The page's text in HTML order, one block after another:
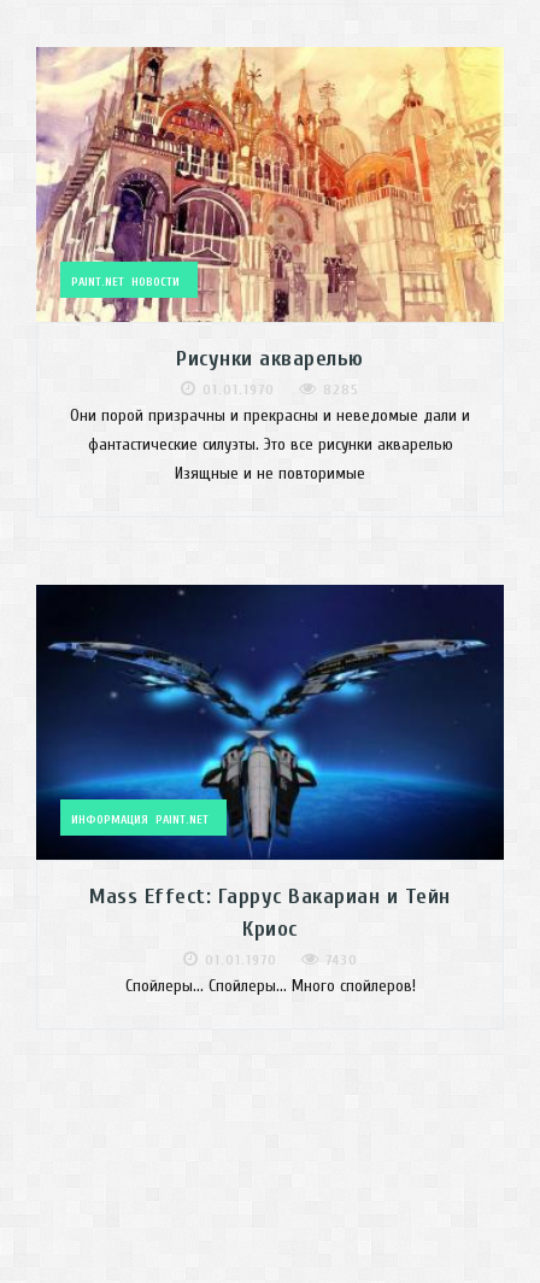
PAINT.NET НОВОСТИ
Рисунки акварелью
01.01.1970 8285
Они порой призрачны и прекрасны и неведомые дали и
фантастические силуэты. Это все рисунки акварелью
Изящные и не повторимые
ИНФОРМАЦИЯ PAINT.NET
Mass Effect: Гаррус Вакариан и Тейн
Криос
01.01.1970 7430
Спойлеры... Спойлеры... Много спойлеров!